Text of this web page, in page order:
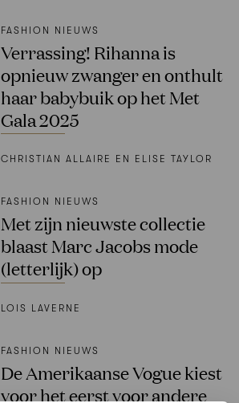
FASHION NIEUWS
Verrassing! Rihanna is
opnieuw zwanger en onthult
haar babybuik op het Met
Gala 2025
CHRISTIAN ALLAIRE EN ELISE TAYLOR
FASHION NIEUWS
Met zijn nieuwste collectie
blaast Marc Jacobs mode
(letterlijk) op
LOIS LAVERNE
FASHION NIEUWS
De Amerikaanse Vogue kiest
voor het eerst voor andere